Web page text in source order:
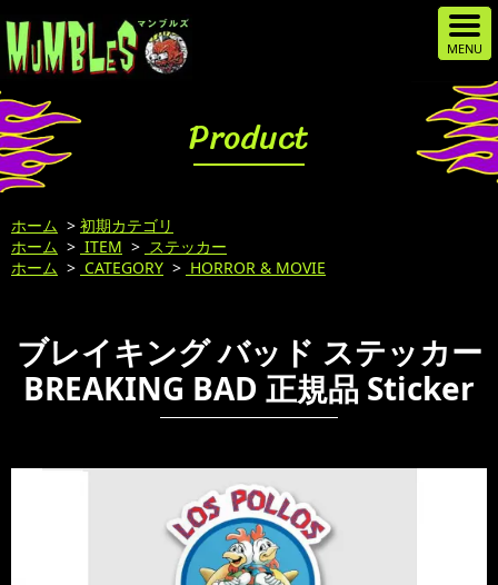
Product
ホーム > 初期カテゴリ
ホーム > ITEM > ステッカー
ホーム > CATEGORY > HORROR & MOVIE
ブレイキング バッド ステッカー
BREAKING BAD 正規品 Sticker